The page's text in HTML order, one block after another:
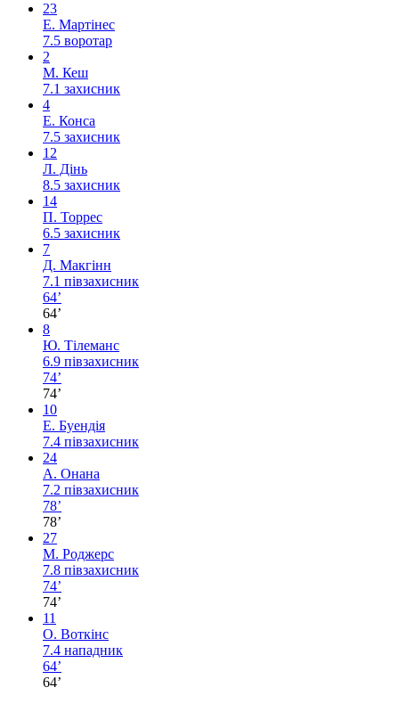
23
Е. Мартінес
7.5 воротар
2
М. Кеш
7.1 захисник
4
Е. Конса
7.5 захисник
12
Л. Дінь
8.5 захисник
14
П. Торрес
6.5 захисник
7
Д. Макгінн
7.1 півзахисник
64’
64’
8
Ю. Тілеманс
6.9 півзахисник
74’
74’
10
Е. Буендія
7.4 півзахисник
24
А. Онана
7.2 півзахисник
78’
78’
27
М. Роджерс
7.8 півзахисник
74’
74’
11
О. Воткінс
7.4 нападник
64’
64’